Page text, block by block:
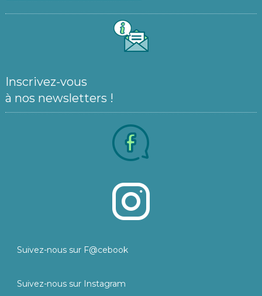
Inscrivez-vous
à nos newsletters !
Suivez-nous sur F@cebook
Suivez-nous sur Instagram